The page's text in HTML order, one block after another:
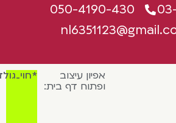
050-4190-430
אפיון עיצוב
ופתוח דף בית:
*חוי_גולדמן